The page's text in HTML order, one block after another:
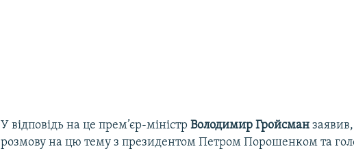
У відповідь на це прем’єр-міністрВолодимир Гройсман
розмову на цю тему з президентом Петром Порошенком та